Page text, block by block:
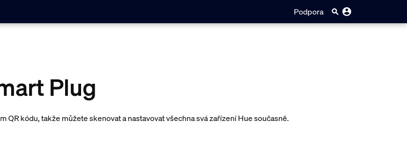
Podpora
Plug
kódu, takže můžete skenovat a nastavovat všechna svá zařízení Hue současně.